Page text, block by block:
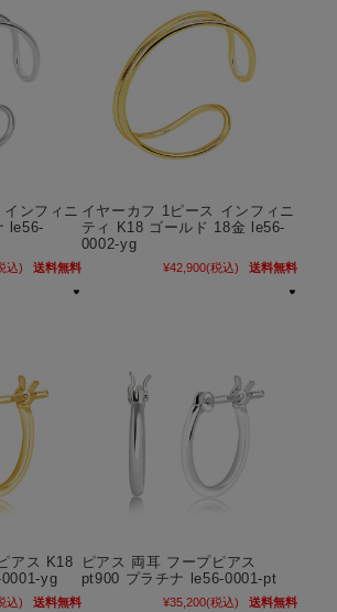
ンフィニ
le56-
込) 送料無料
イヤーカフ 1ピース インフィニ
ティ K18 ゴールド 18金 le56-
0002-yg
¥42,900(税込) 送料無料
アス K18
yg
込) 送料無料
ピアス 両耳 フープピアス
pt900 プラチナ le56-0001-pt
¥35,200(税込) 送料無料